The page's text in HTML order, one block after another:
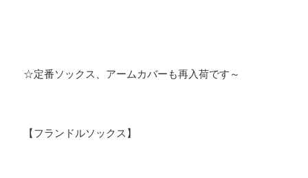
☆定番ソックス、アームカバーも再入荷です～
【フランドルソックス】